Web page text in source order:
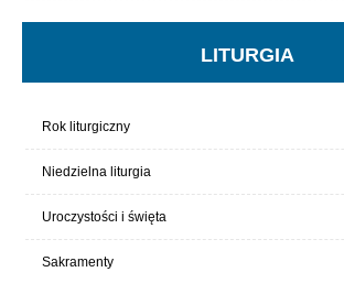
LITURGIA
Rok liturgiczny
Niedzielna liturgia
Uroczystości i święta
Sakramenty